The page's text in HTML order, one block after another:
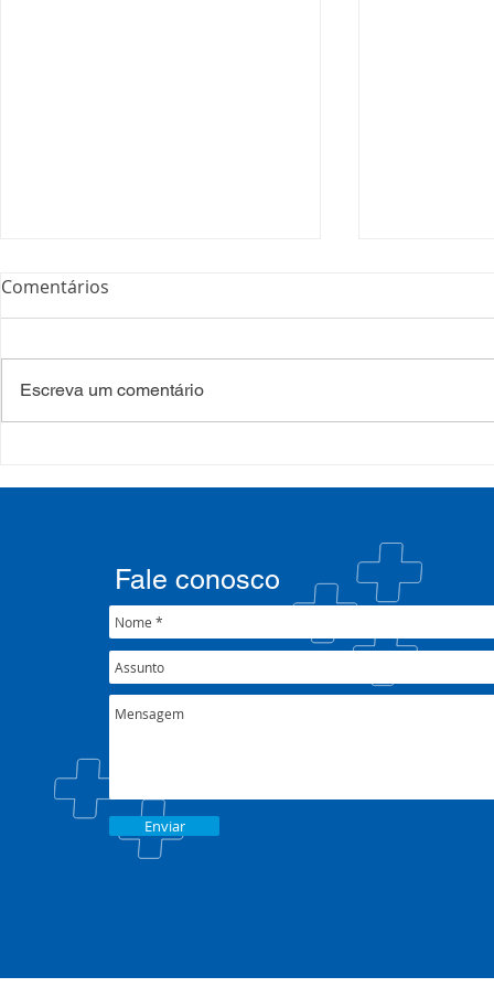
001/2022
Comentários
Escreva um comentário
Enviar
Fale conosco